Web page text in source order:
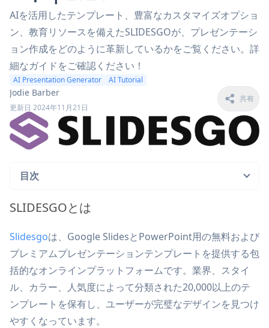
AIを活用したテンプレート、豊富なカスタマイズオプショ
ン、教育リソースを備えたSLIDESGOが、プレゼンテーシ
ョン作成をどのように革新しているかをご覧ください。詳
細なガイドをご確認ください！
AI Presentation Generator AI Tutorial
Jodie Barber
更新日 2024年11月21日
共有
目次
SLIDESGOとは
Slidesgoは、Google SlidesとPowerPoint用の無料および
プレミアムプレゼンテーションテンプレートを提供する包
括的なオンラインプラットフォームです。業界、スタイ
ル、カラー、人気度によって分類された20,000以上のテ
ンプレートを保有し、ユーザーが完璧なデザインを見つけ
やすくなっています。